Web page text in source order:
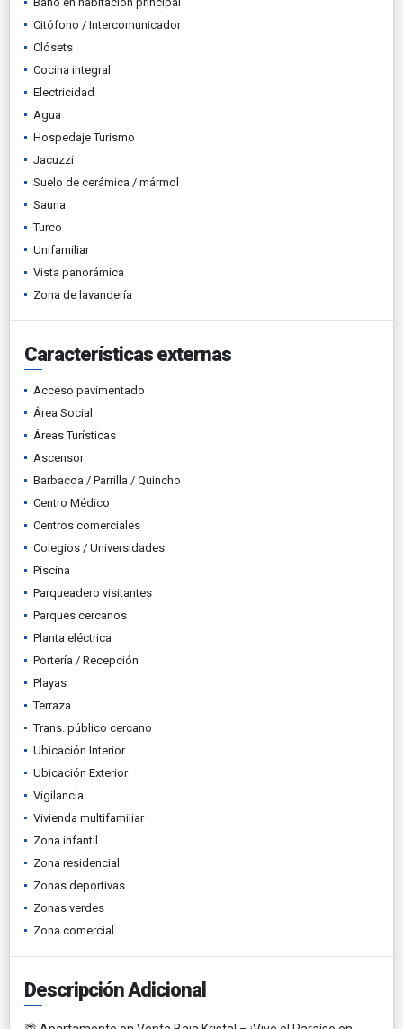
Citófono / Intercomunicador
Clósets
Cocina integral
Electricidad
Agua
Hospedaje Turismo
Jacuzzi
Suelo de cerámica / mármol
Sauna
Turco
Unifamiliar
Vista panorámica
Zona de lavandería
Características externas
Acceso pavimentado
Área Social
Áreas Turísticas
Ascensor
Barbacoa / Parrilla / Quincho
Centro Médico
Centros comerciales
Colegios / Universidades
Piscina
Parqueadero visitantes
Parques cercanos
Planta eléctrica
Portería / Recepción
Playas
Terraza
Trans. público cercano
Ubicación Interior
Ubicación Exterior
Vigilancia
Vivienda multifamiliar
Zona infantil
Zona residencial
Zonas deportivas
Zonas verdes
Zona comercial
Descripción Adicional